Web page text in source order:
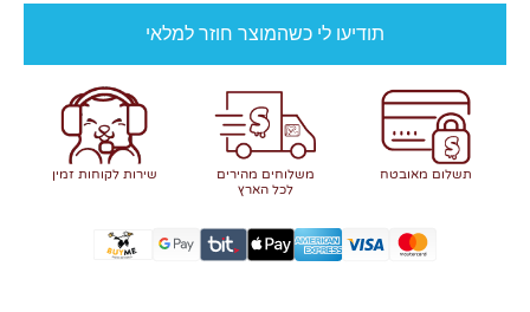
תודיעו לי כשהמוצר חוזר למלאי
תשלום מאובטח
משלוחים מהירים
לכל הארץ
שירות לקוחות זמין